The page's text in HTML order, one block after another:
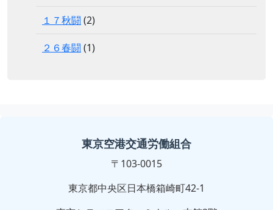
１７秋闘 (2)
２６春闘 (1)
東京空港交通労働組合
〒103-0015
東京都中央区日本橋箱崎町42-1